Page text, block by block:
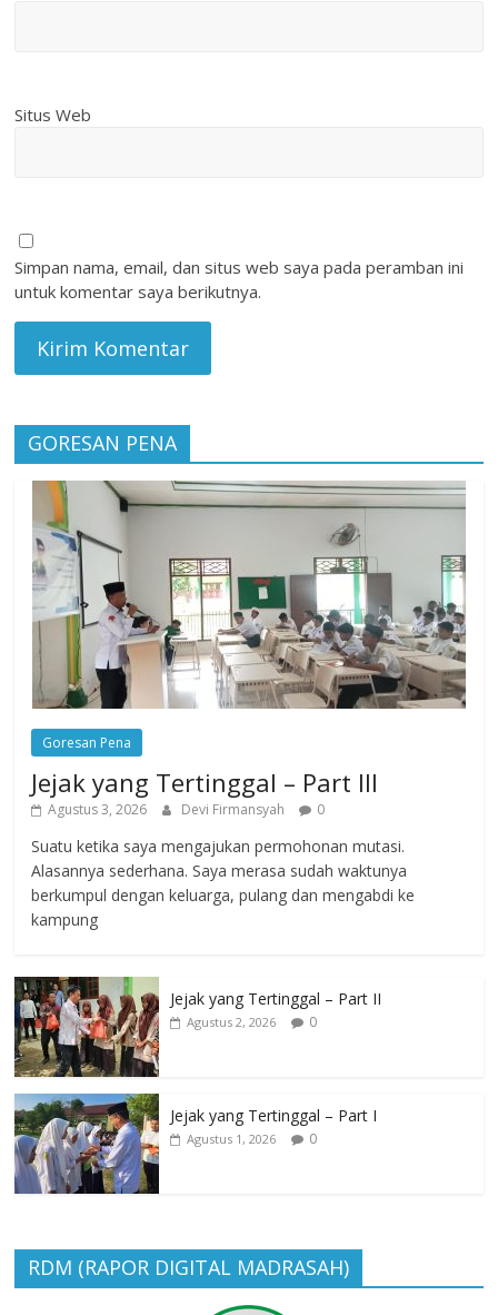
Situs Web
Simpan nama, email, dan situs web saya pada peramban ini
untuk komentar saya berikutnya.
GORESAN PENA
Goresan Pena
Jejak yang Tertinggal – Part III
Agustus 3, 2026 Devi Firmansyah 0
Suatu ketika saya mengajukan permohonan mutasi.
Alasannya sederhana. Saya merasa sudah waktunya
berkumpul dengan keluarga, pulang dan mengabdi ke
kampung
Jejak yang Tertinggal – Part II
Agustus 2, 2026 0
Jejak yang Tertinggal – Part I
Agustus 1, 2026 0
RDM (RAPOR DIGITAL MADRASAH)